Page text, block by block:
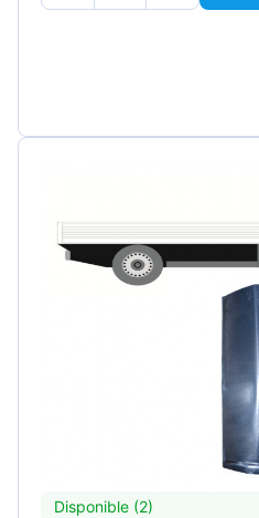
Disponible (2)